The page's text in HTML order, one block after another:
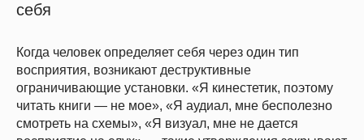
себя
Когда человек определяет себя через один тип
восприятия, возникают деструктивные
ограничивающие установки. «Я кинестетик, поэтому
читать книги — не мое», «Я аудиал, мне бесполезно
смотреть на схемы», «Я визуал, мне не дается